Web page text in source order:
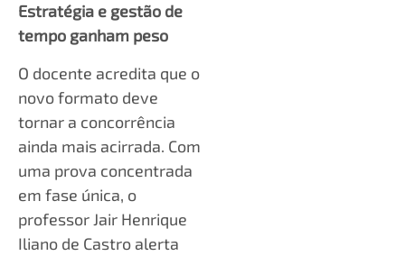
Estratégia e gestão de
tempo ganham peso
O docente acredita que o
novo formato deve
tornar a concorrência
ainda mais acirrada. Com
uma prova concentrada
em fase única, o
professor Jair Henrique
Iliano de Castro alerta